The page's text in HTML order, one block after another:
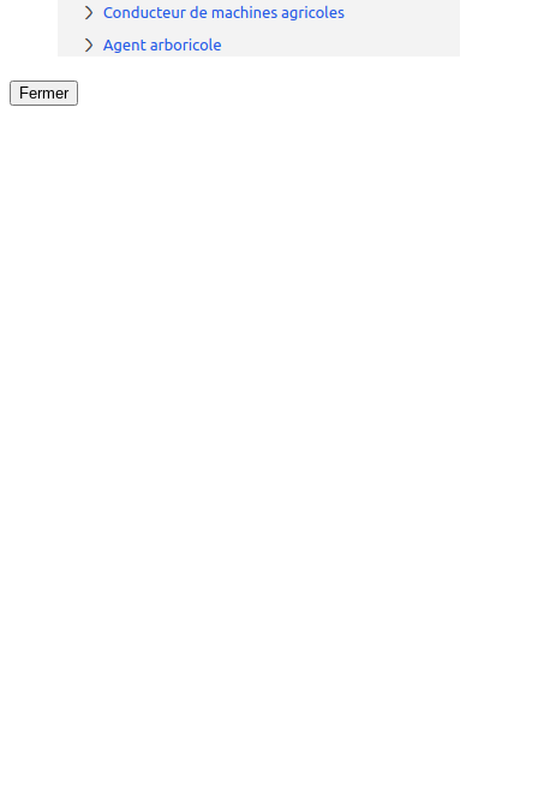
Fermer